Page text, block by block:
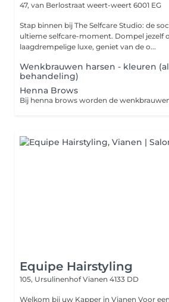
47, van Berlostraat weert-weert 6001 EG
Stap binnen bij The Selfcare Studio: de
ultieme selfcare-moment. Dompel jezelf
laagdrempelige luxe, geniet van de o...
Wenkbrauwen harsen - kleuren
behandeling)
Henna Brows
Equipe Hairstyling
105, UrsulinenhofVianen 4133 DD
Welkom bij uw Kapper in Vianen Voor